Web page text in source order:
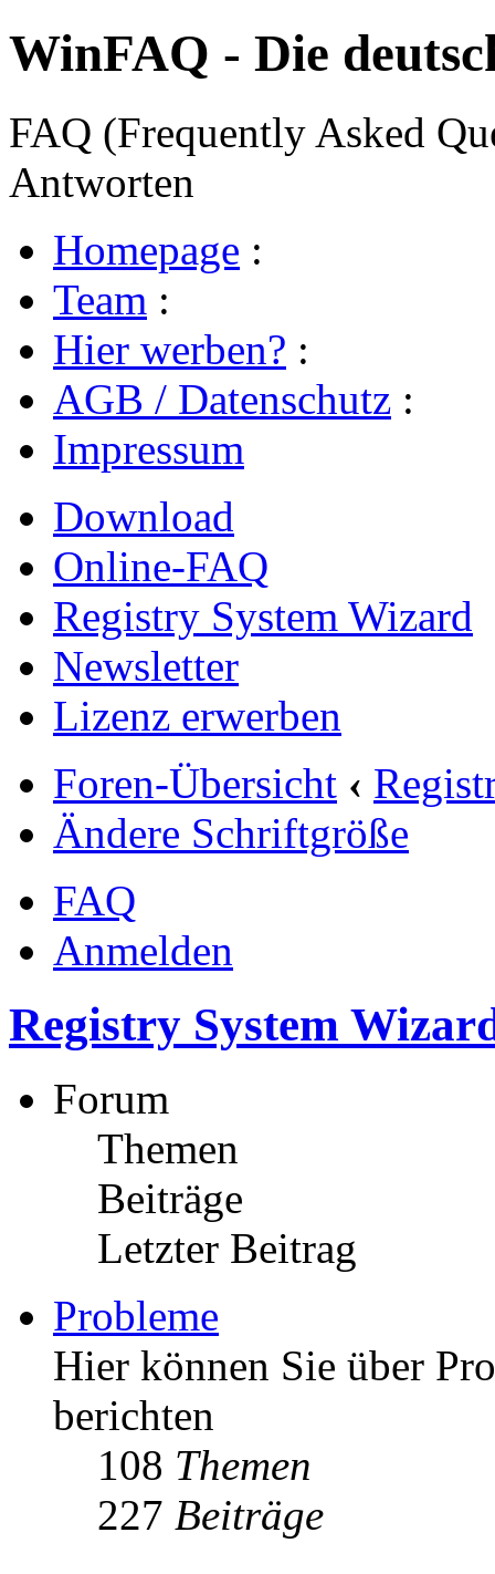
WinFAQ - Die
FAQ (Frequently Asked
Antworten
Homepage :
Team :
Hier werben? :
AGB / Datenschutz :
Impressum
Download
Online-FAQ
Registry System Wizard
Newsletter
Lizenz erwerben
Foren-Übersicht ‹
Ändere Schriftgröße
FAQ
Anmelden
Registry System
Forum
Themen
Beiträge
Letzter Beitrag
Probleme
Hier können Sie über
berichten
108 Themen
227 Beiträge